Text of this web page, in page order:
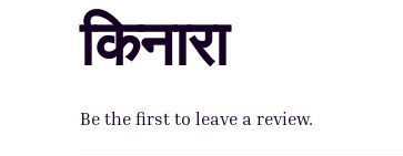
किनारा
Be the first to leave a review.